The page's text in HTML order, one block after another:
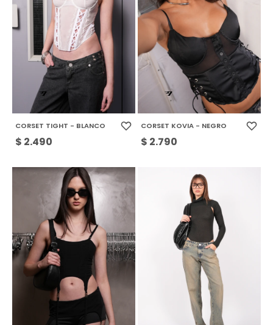
CORSET TIGHT - BLANCO
$ 2.490
CORSET KOVIA - NEGRO
$ 2.790